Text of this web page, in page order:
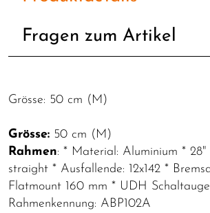
Fragen zum Artikel
Grösse: 50 cm (M)
Grösse: 50 cm (M)
Rahmen: * Material: Aluminium * 28"
straight * Ausfallende: 12x142 *
Flatmount 160 mm * UDH
Rahmenkennung: ABP102A